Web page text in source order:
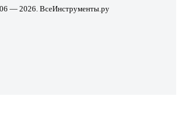
— 2026. ВсеИнструменты.ру